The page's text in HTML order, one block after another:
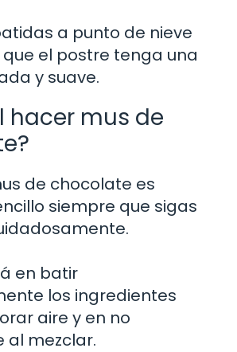
a punto de nieve
el postre tenga una
y suave.
hacer mus de
de chocolate es
siempre que sigas
en batir
los ingredientes
aire y en no
al mezclar.